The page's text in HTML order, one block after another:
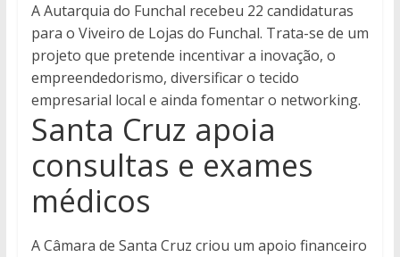
A Autarquia do Funchal recebeu 22 candidaturas
para o Viveiro de Lojas do Funchal. Trata-se de um
projeto que pretende incentivar a inovação, o
empreendedorismo, diversificar o tecido
empresarial local e ainda fomentar o networking.
Santa Cruz apoia
consultas e exames
médicos
A Câmara de Santa Cruz criou um apoio financeiro